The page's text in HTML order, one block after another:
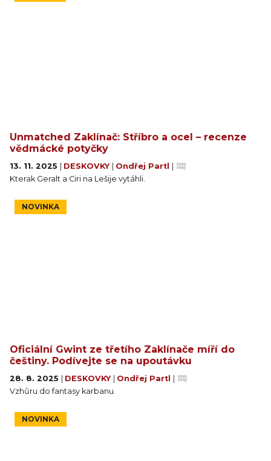
Unmatched Zaklínač: Stříbro a ocel – recenze
vědmácké potyčky
13. 11. 2025 DESKOVKY Ondřej Partl
Kterak Geralt a Ciri na Lešije vytáhli.
NOVINKA
Oficiální Gwint ze třetího Zaklínače míří do
češtiny. Podívejte se na upoutávku
28. 8. 2025 DESKOVKY Ondřej Partl
Vzhůru do fantasy karbanu.
NOVINKA